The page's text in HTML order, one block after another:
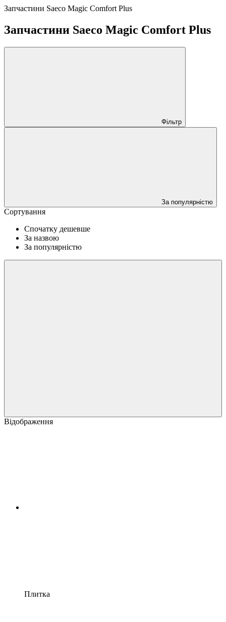
Запчастини Saeco Magic Comfort Plus
Запчастини Saeco Magic Comfort Plus
Фільтр
За популярністю
Сортування
Спочатку дешевше
За назвою
За популярністю
Відображення
Плитка